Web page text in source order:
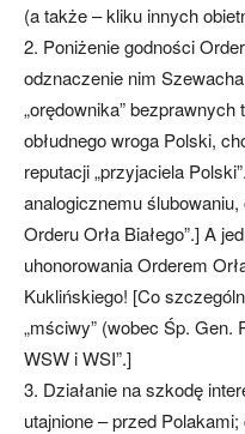
(a także – kliku innych
2. Poniżenie godności
odznaczenie nim
„orędownika”
obłudnego wroga Polski,
reputacji „przyjaciela
analogicznemu
Orderu Orła Białego”.] A
uhonorowania Orderem
Kuklińskiego! [Co
„mściwy” (wobec Śp. Gen.
WSW i WSI”.]
3. Działanie na szkodę
utajnione – przed